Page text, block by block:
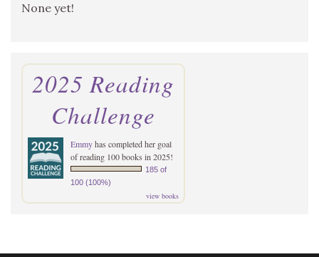
None yet!
2025 Reading
Challenge
Emmyhas completed her goal
of reading 100 books in 2025!
185 of
100 (100%)
view books